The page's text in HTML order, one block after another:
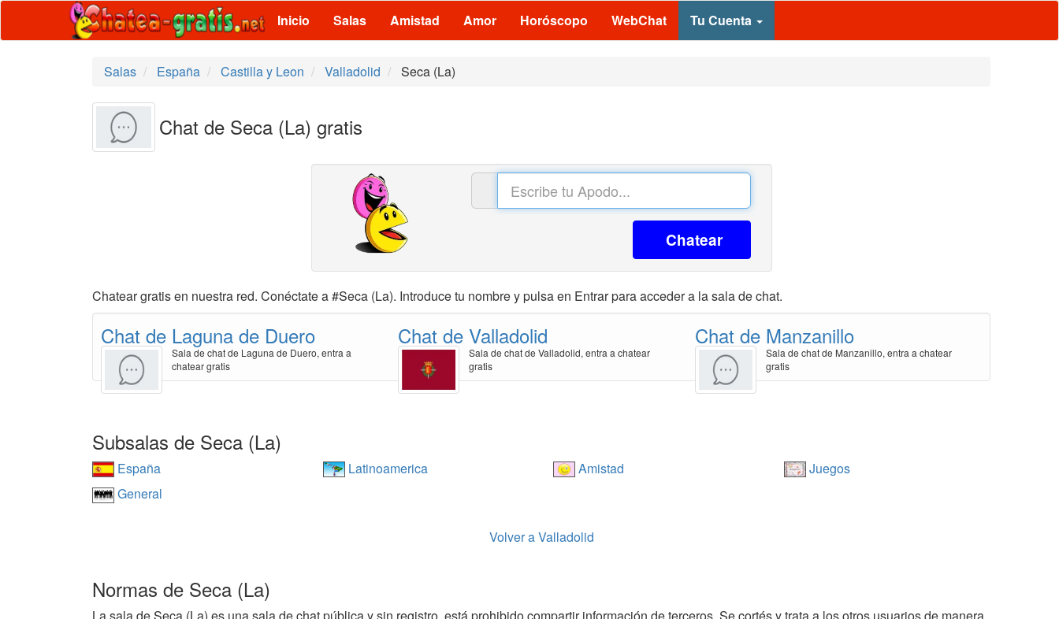
Inicio Salas Amistad Amor Horóscopo WebChat Tu Cuenta
Salas España Castilla y Leon Valladolid Seca (La)
Chat de Seca (La) gratis
Chatear
Chatear gratis en nuestra red. Conéctate a #Seca (La). Introduce tu nombre y pulsa en Entrar para acceder a la sala de chat.
Chat de Laguna de Duero
Sala de chat de Laguna de Duero, entra a
chatear gratis
Chat de Valladolid
Sala de chat de Valladolid, entra a chatear
gratis
Chat de Manzanillo
Sala de chat de Manzanillo, entra a chatear
gratis
Subsalas de Seca (La)
España Latinoamerica Amistad
Juegos
General
Volver a Valladolid
Normas de Seca (La)